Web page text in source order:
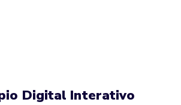
Digital Interativo